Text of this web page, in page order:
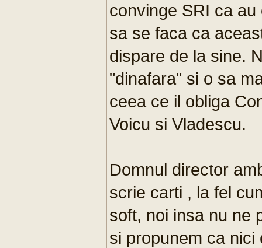
convinge SRI ca
sa se faca ca
dispare de la sine.
"dinafara" si o sa
ceea ce il obliga
Voicu si Vladescu.
Domnul director
scrie carti , la fel
soft, noi insa nu ne
si propunem ca